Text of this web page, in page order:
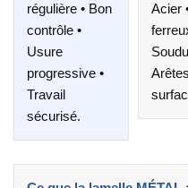
régulière • Bon
contrôle •
Usure
progressive •
Travail
sécurisé.
Acier